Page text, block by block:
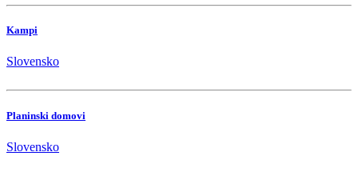
Kampi
Slovensko
Planinski domovi
Slovensko